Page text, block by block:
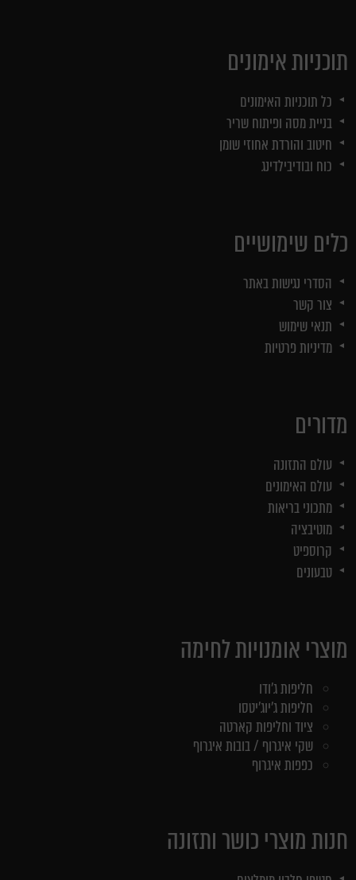
תוכניות אימונים
כל תוכניות האימונים
בניית מסה ופיתוח שריר
חיטוב והורדת אחוזי שומן
כוח ובודיבילדינג
כלים שימושיים
הסדרי נגישות באתר
צור קשר
תנאי שימוש
מדיניות פרטיות
מדורים
עולם התזונה
עולם האימונים
מתכוני בריאות
מוטיבציה
קרוספיט
טבעונים
מוצרי אומנויות לחימה
חליפות ג'ודו
חליפות ג'יוג'יטסו
ציוד וחליפות קארטה
שקי איגרוף / בובות איגרוף
כפפות איגרוף
חנות מוצרי כושר ותזונה